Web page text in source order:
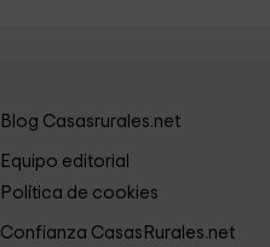
Blog Casasrurales.net
Equipo editorial
Política de cookies
Confianza CasasRurales.net